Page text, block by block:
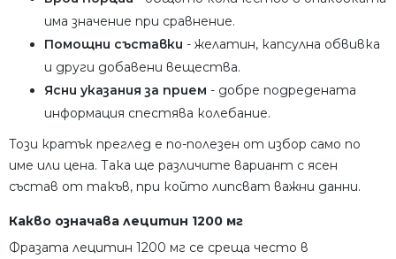
има значение при сравнение.
Помощни съставки - желатин, капсулна обвивка
и други добавени вещества.
Ясни указания за прием - добре подредената
информация спестява колебание.
Този кратък преглед е по-полезен от избор само по
име или цена. Така ще различите вариант с ясен
състав от такъв, при който липсват важни данни.
Какво означава лецитин 1200 мг
Фразата лецитин 1200 мг се среща често в